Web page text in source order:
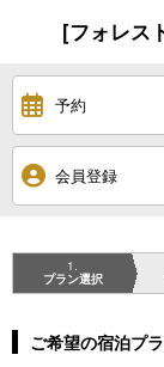
[フォレス
予約
会員登録
1
プラン選択
ご希望の宿泊プ